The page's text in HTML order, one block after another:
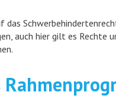
das
auch hier gilt es Rechte